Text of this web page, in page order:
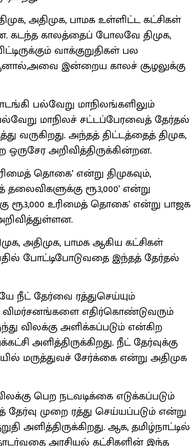
அதிமுக, பாமக உள்ளிட்ட கட்சிகள்
கடந்த காலத்தைப் போலவே திமுக,
வாக்குறுதிகள் பல
இன்றைய காலச் சூழலுக்கு
பல்வேறு மாநிலங்களிலும்
பல்வேறு மாநிலச் சட்டப்பேரவைத் தேர்தல்
வருகிறது. அந்தத் திட்டத்தைத் திமுக,
அறிவித்திருக்கின்றன.
தொகை’ என்று திமுகவும்,
ரூ.3,000’ என்று
ரூ.3,000 உரிமைத் தொகை’ என்று பாஜக
அதிமுக, பாமக ஆகிய கட்சிகள்
போட்டிபோடுவதை இந்தத் தேர்தல்
நீட் தேர்வை ரத்துசெய்யும்
விமர்சனங்களை எதிர்கொண்டுவரும்
விலக்கு அளிக்கப்படும் என்கிற
அளித்திருக்கிறது. நீட் தேர்வுக்கு
மருத்துவச் சேர்க்கை என்று அதிமுக
பெற நடவடிக்கை எடுக்கப்படும்
தேர்வு முறை ரத்து செய்யப்படும் என்று
அளித்திருக்கிறது. ஆக, தமிழ்நாட்டில்
அரசியல் கட்சிகளின் இந்த